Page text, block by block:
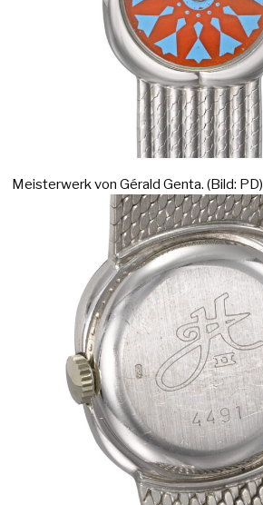
Meisterwerk von Gérald Genta. (Bild: PD)